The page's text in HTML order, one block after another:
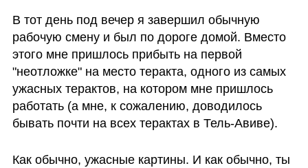
В тот день под вечер я завершил обычную
рабочую смену и был по дороге домой. Вместо
этого мне пришлось прибыть на первой
"неотложке" на место теракта, одного из самых
ужасных терактов, на котором мне пришлось
работать (а мне, к сожалению, доводилось
бывать почти на всех терактах в Тель-Авиве).
Как обычно, ужасные картины. И как обычно, ты